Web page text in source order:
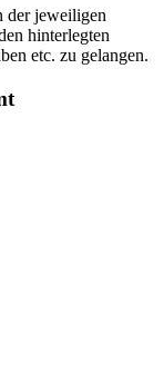
der jeweiligen
hinterlegten
etc. zu gelangen.